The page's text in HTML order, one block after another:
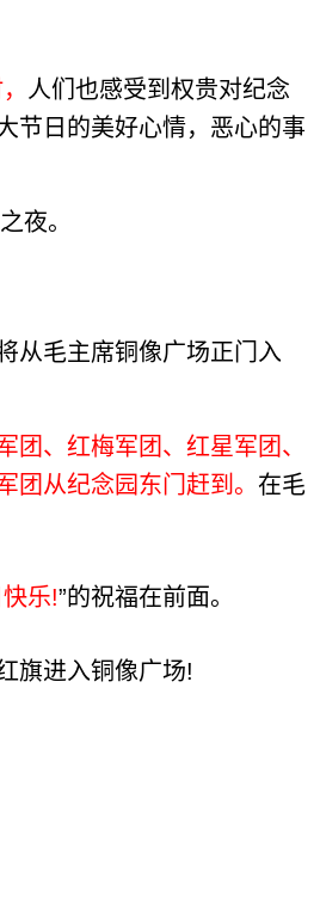
人们也感受到权贵对纪念
节日的美好心情，恶心的事
夜。
毛主席铜像广场正门入
团、红梅军团、红星军团、
从纪念园东门赶到。 在毛
乐!”的祝福在前面。
旗进入铜像广场!